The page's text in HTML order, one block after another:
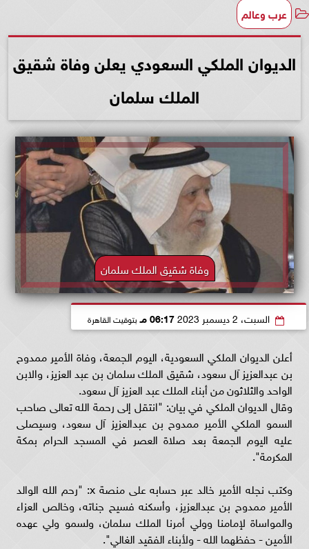
عرب وعالم
الديوان الملكي السعودي يعلن وفاة شقيق
الملك سلمان
وفاة شقيق الملك سلمان
السبت، 2 ديسمبر 2023 06:17 مـ بتوقيت القاهرة
أعلن الديوان الملكي السعودية، اليوم الجمعة، وفاة الأمير ممدوح
بن عبدالعزيز آل سعود، شقيق الملك سلمان بن عبد العزيز، والابن
الواحد والثلاثون من أبناء الملك عبد العزيز آل سعود.
وقال الديوان الملكي في بيان: "انتقل إلى رحمة الله تعالى صاحب
السمو الملكي الأمير ممدوح بن عبدالعزيز آل سعود، وسيصلى
عليه اليوم الجمعة بعد صلاة العصر في المسجد الحرام بمكة
المكرمة".
وكتب نجله الأمير خالد عبر حسابه على منصة x: "رحم الله الوالد
الأمير ممدوح بن عبدالعزيز، وأسكنه فسيح جناته، وخالص العزاء
والمواساة لإمامنا وولي أمرنا الملك سلمان، ولسمو ولي عهده
الأمين - حفظهما الله - ولأبناء الفقيد الغالي".